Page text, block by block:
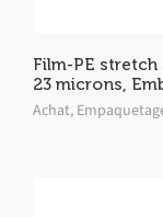
Film-PE stretch
23 microns,
Achat,